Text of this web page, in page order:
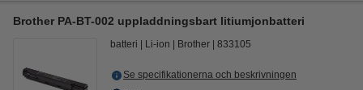
Brother PA-BT-002 uppladdningsbart litiumjonbatteri
batteri Li-ion Brother 833105
Se specifikationerna och beskrivningen